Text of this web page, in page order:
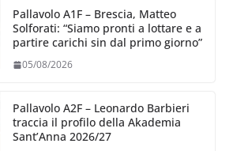
Pallavolo A1F – Brescia, Matteo
Solforati: “Siamo pronti a lottare e a
partire carichi sin dal primo giorno”
05/08/2026
Pallavolo A2F – Leonardo Barbieri
traccia il profilo della Akademia
Sant’Anna 2026/27